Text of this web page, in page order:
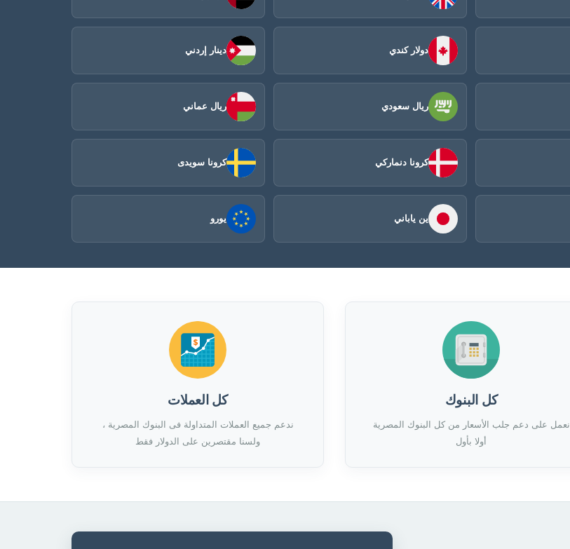
دولار كندي دينار إردني
ريال سعودي ريال عماني
كرونا دنماركي كرونا سويدى
ين ياباني يورو
كل البنوك
نعمل على دعم جلب الأسعار من كل البنوك المصرية
أولا بأول
كل العملات
ندعم جميع العملات المتداولة فى البنوك المصرية ،
ولسنا مقتصرين على الدولار فقط